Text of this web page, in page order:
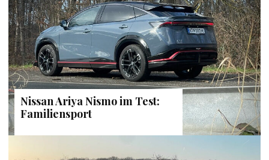
Nissan Ariya Nismo im Test:
Familiensport